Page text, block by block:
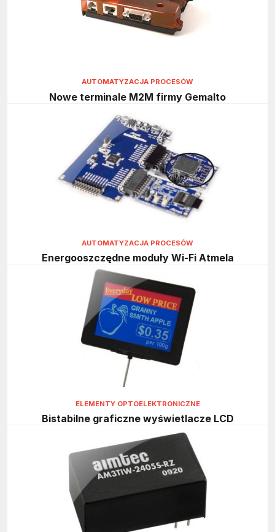
AUTOMATYZACJA PROCESÓW
Nowe terminale M2M firmy Gemalto
AUTOMATYZACJA PROCESÓW
Energooszczędne moduły Wi-Fi Atmela
ELEMENTY OPTOELEKTRONICZNE
Bistabilne graficzne wyświetlacze LCD